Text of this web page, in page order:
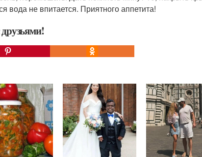
вода не впитается. Приятного аппетита!